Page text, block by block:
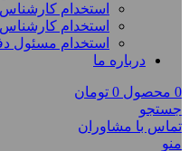
استخدام
استخدام کارشناس
استخدام مسئول
درباره ما
0 محصول 0 تومان
جستجو
تماس با مشاوران
منو